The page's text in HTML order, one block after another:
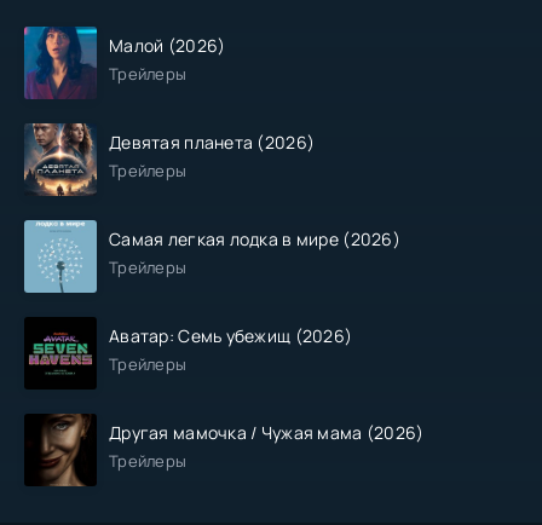
Малой (2026)
Трейлеры
Девятая планета (2026)
Трейлеры
Самая легкая лодка в мире (2026)
Трейлеры
Аватар: Семь убежищ (2026)
Трейлеры
Другая мамочка / Чужая мама (2026)
Трейлеры